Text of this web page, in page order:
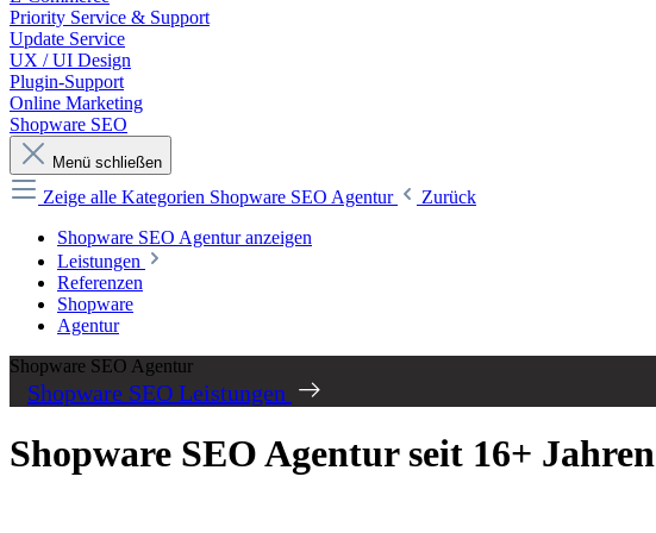
Priority Service & Support
Update Service
UX / UI Design
Plugin-Support
Online Marketing
Shopware SEO
Menü schließen
Zeige alle Kategorien Shopware SEO Agentur
Zurück
Shopware SEO Agentur anzeigen
Leistungen
Referenzen
Shopware
Agentur
Shopware SEO Agentur
Shopware SEO Leistungen
Shopware SEO Agentur seit 16+ Jahren